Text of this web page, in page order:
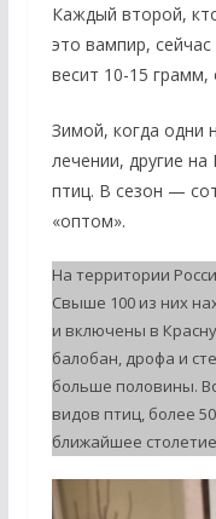
Каждый второй,
это вампир,
весит 10-15 грамм,
Зимой, когда одни
лечении, другие
птиц. В сезон —
«оптом».
На территории
Свыше 100 из них
и включены в
балобан, дрофа и
больше половины.
видов птиц, более
ближайшее